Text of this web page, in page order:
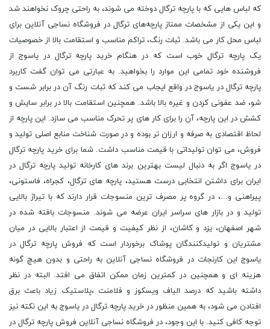
که لباس ‌هایی که با پارچه ترگال دوخته می ‌شوند، به راحتی چروک نخواهند شد
و این یکی از مشخصات ممتاز پارچه‌های ترگال در فروشگاه نساجی آنلاین برای
لباس محل کار می ‌باشد. ثبات رنگ، تراکم مناسب و استقامت بالا از خصوصیات
یک پارچه ترگال خوب است که در هنگام خرید پارچه ترگال در یاسوج از
فروشنده خود تمامی این موارد را بخواهید. به عبارتی می توان گفت کاربرد
پارچه ترگال در یاسوج در واقع ایجاب می‌ کند که ثبات رنگ آن در برابر شست و
شو، ضد عفونی کردن و غیره بالا باشد. همچنین استقامت بالا در برابر سایش و
کشش در این پارچه، آن را برای کار های پر تحرک مناسب می ‌سازد. این پارچه از
لحاظ اقتصادی به صرفه و ارزان ‌تر بوده و در صورت شناخت منابع اصلی تولید و
فروش، می‌ توان تولیداتی با قیمت مناسب داشت. شما برای خرید پارچه ترگال
در یاسوج اگر به دنبال لیست بهترین برند های کارخانه تولید پارچه ترگال در
ایران برای داشتن انتخابی درست هستید، پارچه های ترگال، کجراه، فاستونی،
پیراهنی و...، در گروه پر مصرف ترین منسوجات قرار دارند که با تیراژ بالایی
تولید و در بازار های سراسر ایران عرضه می شوند. منسوجات بافته شده در
شهر اصفهان، یزد و کاشان، از نظر کیفیت و قیمت از اعتبار بالایی در میان
مشتریان و تولیدکنندگان پوشاک برخوردار است که فروش پارچه ترگال در
یاسوج این کارنجات در فروشگاه نساجی آنلاین به راحتی و بدون هیچ گونه
هزینه ای و همچنین در کمترین زمان ممکن اتفاق می افتد. البته در نظر
داشته باشید که درصد الیاف ویسکوز و فلامنت ،پلاستیک زیاد باعث برق
افتادن می شود، به همین منظور در خرید پارچه ترگال در یاسوج به این نکته نیز
توجه کافی کنید. با این وجود، در فروشگاه نساجی آنلاین فروش پارچه ترگال در